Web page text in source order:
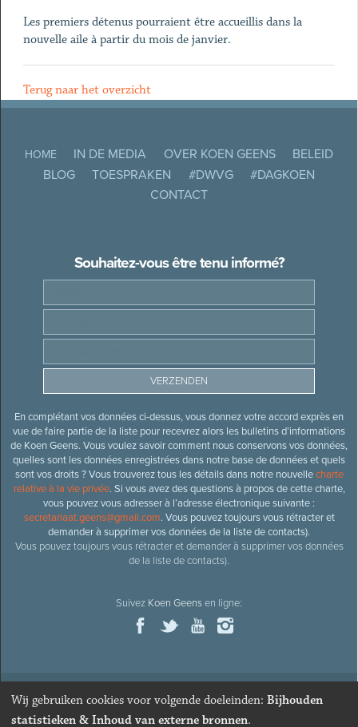
Les premiers détenus pourraient être accueillis dans la
nouvelle aile à partir du mois de janvier.
Terug naar het overzicht
HOME IN DE MEDIA OVER KOEN GEENS
BELEID
BLOG
TOESPRAKEN #DWVG
#DAGKOEN
CONTACT
Souhaitez-vous être tenu informé?
En complétant vos données ci-dessus, vous donnez votre accord exprès en
vue de faire partie de la liste pour recevrez alors les bulletins d’informations
de Koen Geens. Vous voulez savoir comment nous conservons vos données,
quelles sont les données enregistrées dans notre base de données et quels
sont vos droits ? Vous trouverez tous les détails dans notre nouvellecharte
relative à la vie privée. Si vous avez des questions à propos de cette charte,
vous pouvez vous adresser à l’adresse électronique suivante :
secretariaat.geens@gmail.com. Vous pouvez toujours vous rétracter et
demander à supprimer vos données de la liste de contacts).
Vous pouvez toujours vous rétracter et demander à supprimer vos données
de la liste de contacts).
Suivez Koen Geensen ligne:
© 2026Ancien ministre et député honoraire
Wij gebruiken cookies voor volgende doeleinden: Bijhouden
statistieken & Inhoud van externe bronnen.